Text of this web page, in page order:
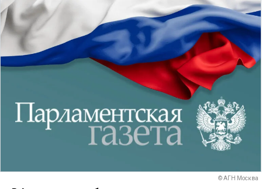
© АГН Москва